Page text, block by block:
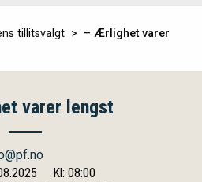
tillitsvalgt
– Ærlighet varer
varer lengst
Kl: 08:00